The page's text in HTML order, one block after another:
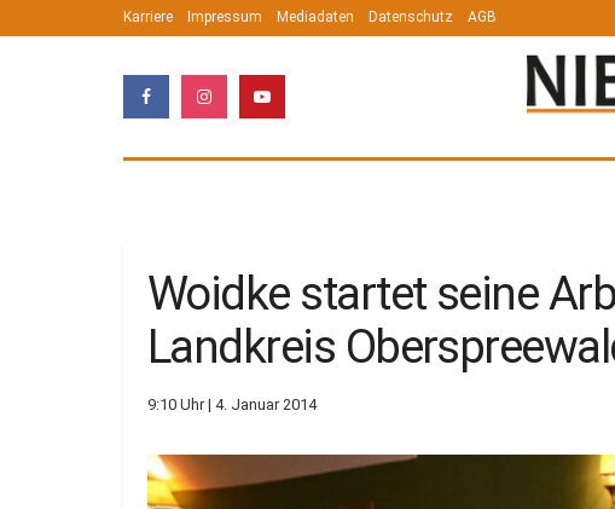
Karriere Impressum Mediadaten Datenschutz AGB
Woidke startet seine
Landkreis
9:10 Uhr | 4. Januar 2014